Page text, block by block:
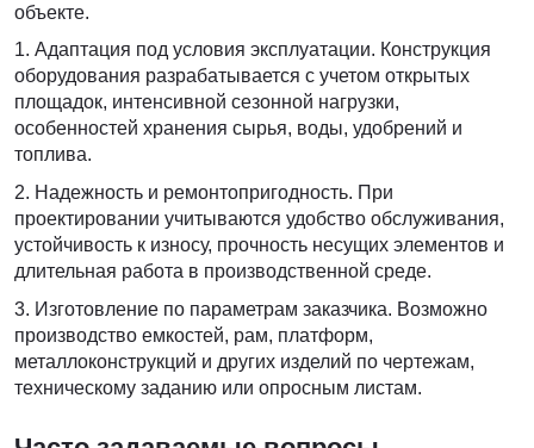
объекте.
Адаптация под условия эксплуатации. Конструкция
оборудования разрабатывается с учетом открытых
площадок, интенсивной сезонной нагрузки,
особенностей хранения сырья, воды, удобрений и
топлива.
Надежность и ремонтопригодность. При
проектировании учитываются удобство обслуживания,
устойчивость к износу, прочность несущих элементов и
длительная работа в производственной среде.
Изготовление по параметрам заказчика. Возможно
производство емкостей, рам, платформ,
металлоконструкций и других изделий по чертежам,
техническому заданию или опросным листам.